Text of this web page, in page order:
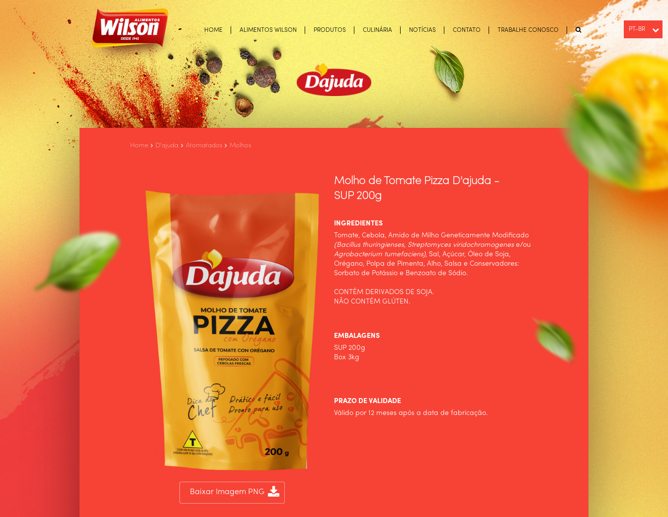
HOME ALIMENTOS WILSON PRODUTOS CULINÁRIA NOTÍCIAS CONTATO TRABALHE CONOSCO PT-BR
Home D'ajuda Atomatados Molhos
Baixar Imagem PNG
Molho de Tomate Pizza D'ajuda -
SUP 200g
INGREDIENTES
Tomate, Cebola, Amido de Milho Geneticamente Modificado
(Bacillus thuringienses, Streptomyces viridochromogenese/ou
Agrobacterium tumefaciens), Sal, Açúcar, Óleo de Soja,
Orégano, Polpa de Pimenta, Alho, Salsa e Conservadores:
Sorbato de Potássio e Benzoato de Sódio.
CONTÉM DERIVADOS DE SOJA.
NÃO CONTÉM GLÚTEN.
EMBALAGENS
SUP 200g
Box 3kg
PRAZO DE VALIDADE
Válido por 12 meses após a data de fabricação.